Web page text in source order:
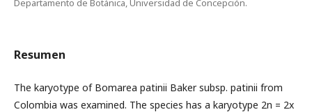
Departamento de Botánica, Universidad de Concepción.
Resumen
The karyotype of Bomarea patinii Baker subsp. patinii from
Colombia was examined. The species has a karyotype 2n = 2x